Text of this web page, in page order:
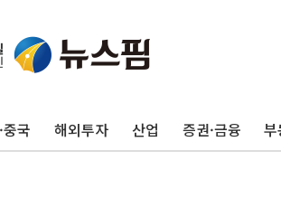
중국 해외투자 산업 증권·금융
울진·영덕 '호우특보'-포항 '산사태 주
[종합] 김민석, 정청래에 '0.86%p'
김민석, 2주차 제주·인천 경선서 정청